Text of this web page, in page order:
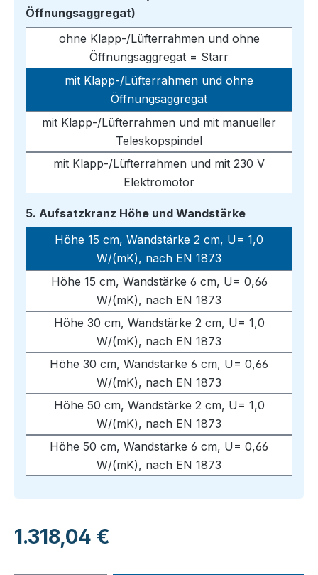
Öffnungsaggregat)
ohne Klapp-/Lüfterrahmen und ohne
Öffnungsaggregat = Starr
mit Klapp-/Lüfterrahmen und ohne
Öffnungsaggregat
mit Klapp-/Lüfterrahmen und mit manueller
Teleskopspindel
mit Klapp-/Lüfterrahmen und mit 230 V
Elektromotor
5. Aufsatzkranz Höhe und Wandstärkeauswählen
Höhe 15 cm, Wandstärke 2 cm, U= 1,0
W/(mK), nach EN 1873
Höhe 15 cm, Wandstärke 6 cm, U= 0,66
W/(mK), nach EN 1873
Höhe 30 cm, Wandstärke 2 cm, U= 1,0
W/(mK), nach EN 1873
Höhe 30 cm, Wandstärke 6 cm, U= 0,66
W/(mK), nach EN 1873
Höhe 50 cm, Wandstärke 2 cm, U= 1,0
W/(mK), nach EN 1873
Höhe 50 cm, Wandstärke 6 cm, U= 0,66
W/(mK), nach EN 1873
Regulärer Preis:
1.318,04 €